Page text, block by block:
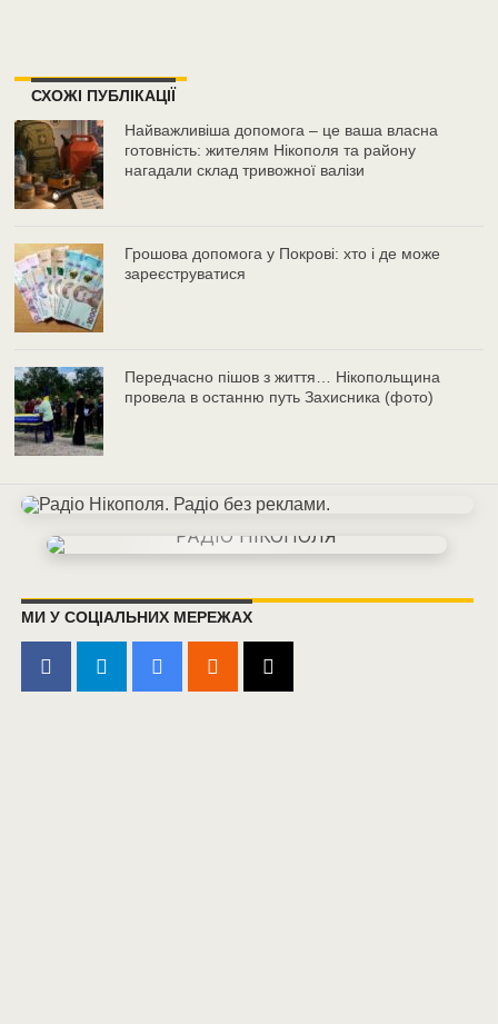
СХОЖІ ПУБЛІКАЦІЇ
Найважливіша допомога – це ваша власна
готовність: жителям Нікополя та району
нагадали склад тривожної валізи
Грошова допомога у Покрові: хто і де може
зареєструватися
Передчасно пішов з життя… Нікопольщина
провела в останню путь Захисника (фото)
МИ У СОЦІАЛЬНИХ МЕРЕЖАХ